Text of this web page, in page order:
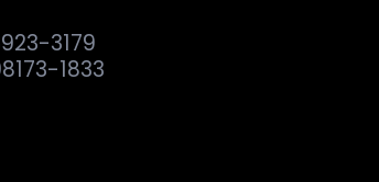
3179
1833